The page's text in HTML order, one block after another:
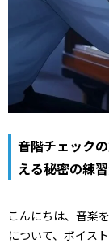
音階チェック
える秘密の練
こんにちは、音楽
について、ボイス